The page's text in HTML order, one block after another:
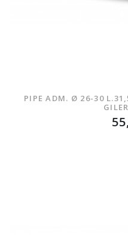
PIPE ADM. Ø 26-30